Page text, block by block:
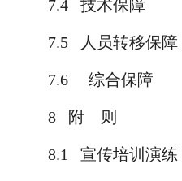
7.4 技术保障
7.5 人员转移保障
7.6 综合保障
8 附 则
8.1 宣传培训演练